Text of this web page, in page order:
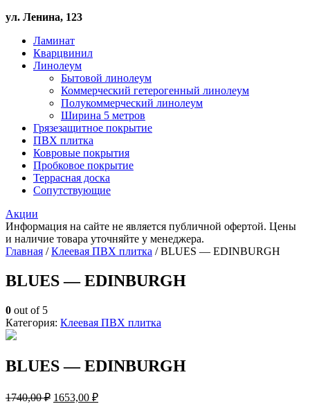
ул. Ленина, 123
Ламинат
Кварцвинил
Линолеум
Бытовой линолеум
Коммерческий гетерогенный линолеум
Полукоммерческий линолеум
Ширина 5 метров
Грязезащитное покрытие
ПВХ плитка
Ковровые покрытия
Пробковое покрытие
Террасная доска
Сопутствующие
Акции
Информация на сайте не является публичной офертой. Цены
и наличие товара уточняйте у менеджера.
Главная /Клеевая ПВХ плитка / BLUES — EDINBURGH
BLUES — EDINBURGH
0 out of 5
Категория: Клеевая ПВХ плитка
BLUES — EDINBURGH
1740,00₽ 1653,00 ₽